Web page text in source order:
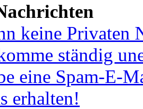
keine Privaten
ständig
eine Spam-E-
erhalten!